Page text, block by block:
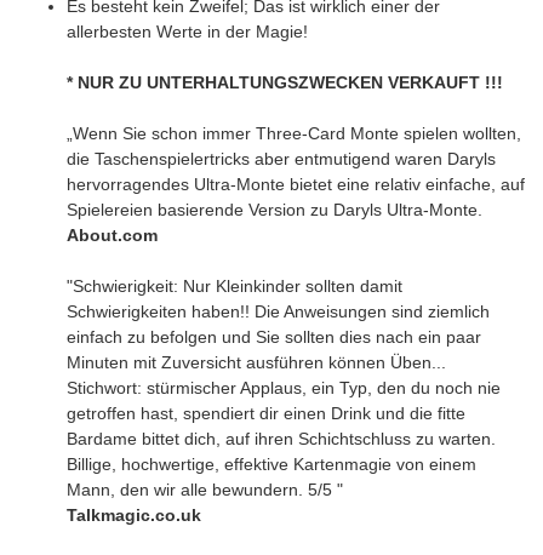
Es besteht kein Zweifel; Das ist wirklich einer der
allerbesten Werte in der Magie!
* NUR ZU UNTERHALTUNGSZWECKEN VERKAUFT !!!
„Wenn Sie schon immer Three-Card Monte spielen wollten,
die Taschenspielertricks aber entmutigend waren Daryls
hervorragendes Ultra-Monte bietet eine relativ einfache, auf
Spielereien basierende Version zu Daryls Ultra-Monte.
About.com
"Schwierigkeit: Nur Kleinkinder sollten damit
Schwierigkeiten haben!! Die Anweisungen sind ziemlich
einfach zu befolgen und Sie sollten dies nach ein paar
Minuten mit Zuversicht ausführen können Üben...
Stichwort: stürmischer Applaus, ein Typ, den du noch nie
getroffen hast, spendiert dir einen Drink und die fitte
Bardame bittet dich, auf ihren Schichtschluss zu warten.
Billige, hochwertige, effektive Kartenmagie von einem
Mann, den wir alle bewundern. 5/5 "
Talkmagic.co.uk